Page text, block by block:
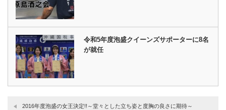
令和5年度泡盛クイーンズサポーターに8名
が就任
2016年度泡盛の女王決定!!～堂々とした立ち姿と度胸の良さに期待～